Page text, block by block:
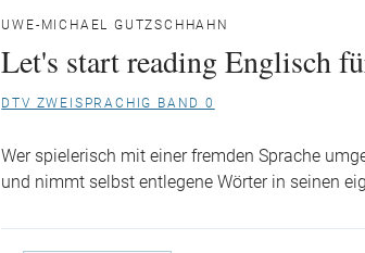
UWE-MICHAEL GUTZSCHHAHN
Let's start reading Englisch
DTV ZWEISPRACHIG BAND 0
Wer spielerisch mit einer fremden Sprache
und nimmt selbst entlegene Wörter in seinen